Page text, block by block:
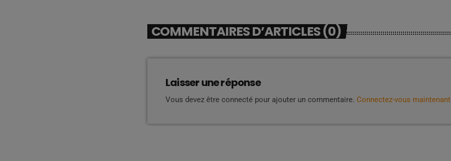
COMMENTAIRES D’ARTICLES (0)
Laisser une réponse
Vous devez être connecté pour ajouter un commentaire. Connectez-vous maintenant